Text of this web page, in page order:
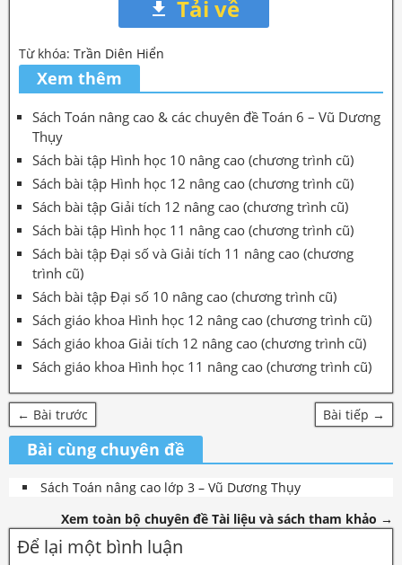
Tải về
Từ khóa: Trần Diên Hiển
Xem thêm
Sách Toán nâng cao & các chuyên đề Toán 6 – Vũ Dương
Thụy
Sách bài tập Hình học 10 nâng cao (chương trình cũ)
Sách bài tập Hình học 12 nâng cao (chương trình cũ)
Sách bài tập Giải tích 12 nâng cao (chương trình cũ)
Sách bài tập Hình học 11 nâng cao (chương trình cũ)
Sách bài tập Đại số và Giải tích 11 nâng cao (chương
trình cũ)
Sách bài tập Đại số 10 nâng cao (chương trình cũ)
Sách giáo khoa Hình học 12 nâng cao (chương trình cũ)
Sách giáo khoa Giải tích 12 nâng cao (chương trình cũ)
Sách giáo khoa Hình học 11 nâng cao (chương trình cũ)
← Bài trước Bài tiếp →
Bài cùng chuyên đề
Sách Toán nâng cao lớp 3 – Vũ Dương Thụy
Xem toàn bộ chuyên đề Tài liệu và sách tham khảo →
Để lại một bình luận